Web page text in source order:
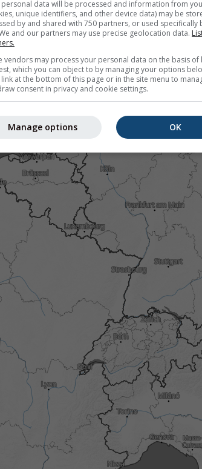
láthatatlan lehet a radar számára. A
data will be processed and information from
unique identifiers, and other device data) may be
by and shared with 750 partners, or used specifically
and our partners may use precise geolocation data.
vendors may process your personal data on the basis of
which you can object to by managing your options
at the bottom of this page or in the site menu to
consent in privacy and cookie settings.
OK
Manage options